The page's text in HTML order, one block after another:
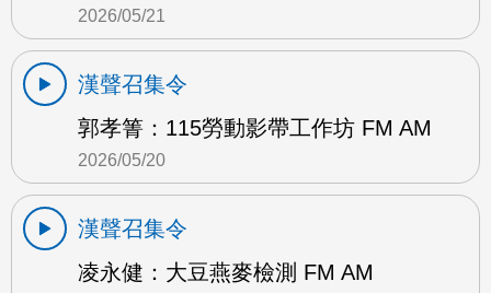
2026/05/21
漢聲召集令
郭孝箐：115勞動影帶工作坊 FM AM
2026/05/20
漢聲召集令
凌永健：大豆燕麥檢測 FM AM